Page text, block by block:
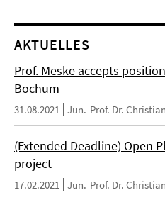
AKTUELLES
Prof. Meske accepts
Bochum
31.08.2021 Jun.-Prof. Dr.
(Extended Deadline) Open
project
17.02.2021 Jun.-Prof. Dr.